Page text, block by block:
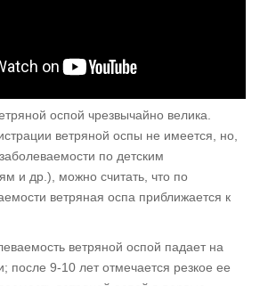
оспой чрезвычайно велика.
ветряной оспы не имеется, но,
по детским
и др.), можно считать, что по
ветряная оспа приближается к
ветряной оспой падает на
после 9-10 лет отмечается резкое ее